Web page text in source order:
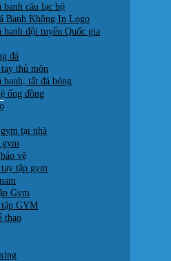
hàng.
banh câu lạc bộ
Banh Không In Logo
banh đội tuyển Quốc gia
đá
tay thủ môn
banh, tất đá bóng
ống đồng
tại nhà
gym
vệ
tập gym
Gym
tập GYM
thao